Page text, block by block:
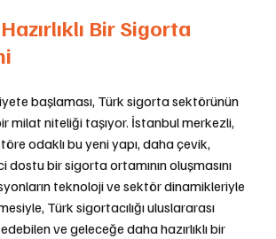
Bir Sigorta
başlaması, Türk sigorta sektörünün
milat niteliği taşıyor. İstanbul merkezli,
odaklı bu yeni yapı, daha çevik,
bir sigorta ortamının oluşmasını
teknoloji ve sektör dinamikleriyle
Türk sigortacılığı uluslararası
ve geleceğe daha hazırlıklı bir